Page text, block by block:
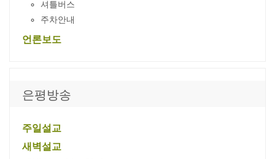
셔틀버스
주차안내
언론보도
은평방송
주일설교
새벽설교